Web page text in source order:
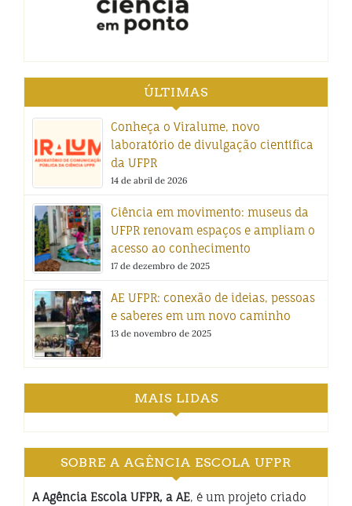
ÚLTIMAS
Conheça o Viralume, novo
laboratório de divulgação científica
da UFPR
14 de abril de 2026
Ciência em movimento: museus da
UFPR renovam espaços e ampliam o
acesso ao conhecimento
17 de dezembro de 2025
AE UFPR: conexão de ideias, pessoas
e saberes em um novo caminho
13 de novembro de 2025
MAIS LIDAS
SOBRE A AGÊNCIA ESCOLA UFPR
A Agência Escola UFPR, a AE, é um projeto criado